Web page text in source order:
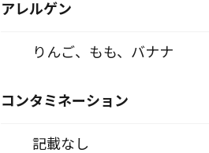
アレルゲン
りんご、もも、バナナ
コンタミネーション
記載なし